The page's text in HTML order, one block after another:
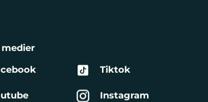
medier
Tiktok
Instagram